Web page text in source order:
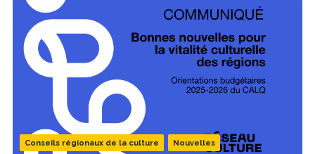
Conseils régionaux de la culture Nouvelles